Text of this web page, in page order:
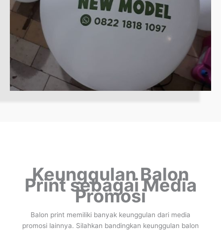
Keunggulan Balon
Print sebagai Media
Promosi
Balon print memiliki banyak keunggulan dari media
promosi lainnya. Silahkan bandingkan keunggulan balon